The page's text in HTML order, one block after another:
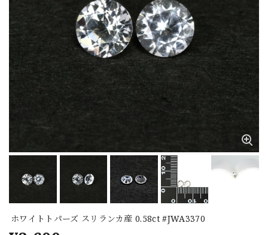
ホワイトトパーズ スリランカ産 0.58ct #JWA3370